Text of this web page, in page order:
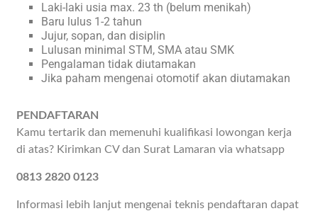
Laki-laki usia max. 23 th (belum menikah)
Baru lulus 1-2 tahun
Jujur, sopan, dan disiplin
Lulusan minimal STM, SMA atau SMK
Pengalaman tidak diutamakan
Jika paham mengenai otomotif akan diutamakan
PENDAFTARAN
Kamu tertarik dan memenuhi kualifikasi lowongan kerja
di atas? Kirimkan CV dan Surat Lamaran via whatsapp
0813 2820 0123
Informasi lebih lanjut mengenai teknis pendaftaran dapat